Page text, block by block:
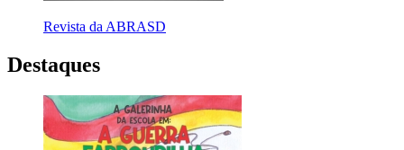
Revista da ABRASD
Destaques